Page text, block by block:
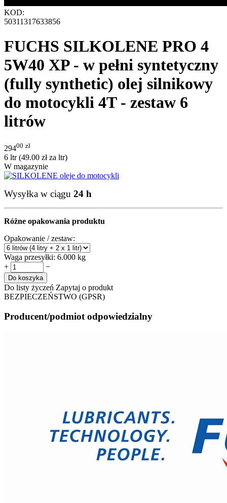
KOD:
50311317633856
FUCHS SILKOLENE PRO 4
5W40 XP - w pełni syntetyczny
(fully synthetic) olej silnikowy
do motocykli 4T - zestaw 6
litrów
29400 zł
6 ltr (49.00 złza ltr)
W magazynie
Wysyłka w ciągu 24 h
Różne opakowania produktu
Opakowanie / zestaw:
Waga przesyłki: 6.000 kg
+
−
Do koszyka
Do listy życzeń Zapytaj o produkt
BEZPIECZEŃSTWO (GPSR)
Producent/podmiot odpowiedzialny